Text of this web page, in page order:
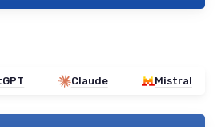
Claude Mistral